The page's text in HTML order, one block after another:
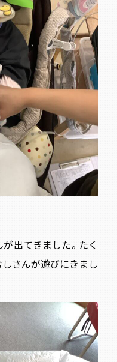
出てきました。たく
さんが遊びにきまし